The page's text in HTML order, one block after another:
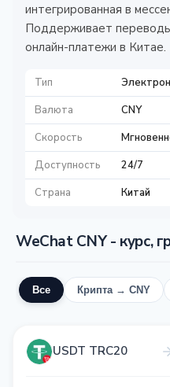
интегрированная в
Поддерживает переводы
онлайн-платежи в Китае.
Тип
Валюта
CNY
Скорость
Доступность
24/7
Страна
Китай
WeChat CNY - курс,
Все Крипта → CNY
USDT TRC20